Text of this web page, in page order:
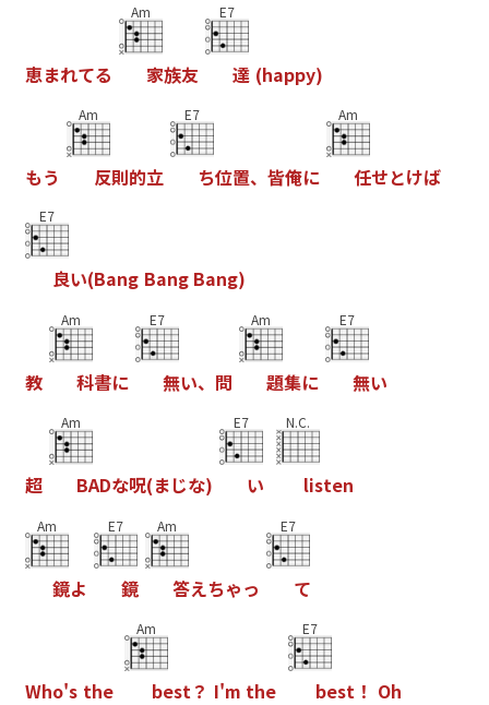
恵まれてる
Am
家族友
E7
達 (happy)
もう
Am
反則的立
E7
ち位置、 皆俺に
Am
任せとけば
E7
良い(Bang Bang Bang)
教
Am
科書に
E7
無い、 問
Am
題集に
E7
無い
超
Am
BADな呪(まじな)
E7
い
N.C.
listen
Am
鏡よ
E7
鏡
Am
答えちゃっ
E7
て
Who's the
Am
best？ I'm the
E7
best！ Oh